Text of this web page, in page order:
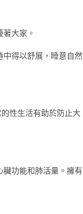
大家。
得以舒展，睡意自然
性生活有助於防止大
功能和肺活量。擁有